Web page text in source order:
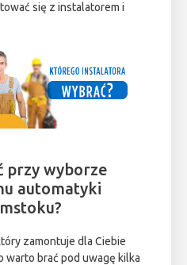
się z instalatorem i
przy wyborze
automatyki
zamontuje dla Ciebie
warto brać pod uwagę kilka